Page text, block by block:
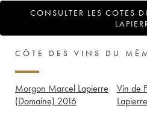
CONSULTER LES COTES
CÔTE DES VINS DU
Morgon Marcel Lapierre
(Domaine) 2016
Vin de